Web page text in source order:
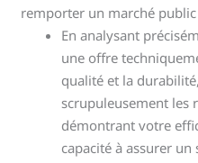
remporter un marché
En analysant
une offre
qualité et la
scrupuleusement les
démontrant votre
capacité à assurer un